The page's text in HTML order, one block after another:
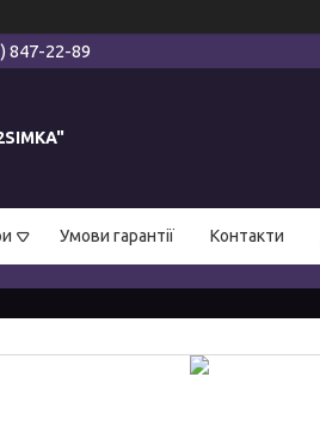
847-22-89
Умови гарантії Контакти